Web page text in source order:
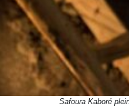
Safoura Kaboré